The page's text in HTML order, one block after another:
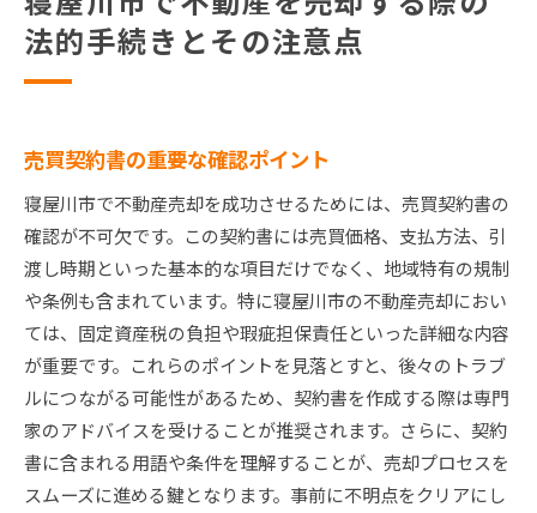
法的手続きとその注意点
売買契約書の重要な確認ポイント
寝屋川市で不動産売却を成功させるためには、売買契約書の
確認が不可欠です。この契約書には売買価格、支払方法、引
渡し時期といった基本的な項目だけでなく、地域特有の規制
や条例も含まれています。特に寝屋川市の不動産売却におい
ては、固定資産税の負担や瑕疵担保責任といった詳細な内容
が重要です。これらのポイントを見落とすと、後々のトラブ
ルにつながる可能性があるため、契約書を作成する際は専門
家のアドバイスを受けることが推奨されます。さらに、契約
書に含まれる用語や条件を理解することが、売却プロセスを
スムーズに進める鍵となります。事前に不明点をクリアにし